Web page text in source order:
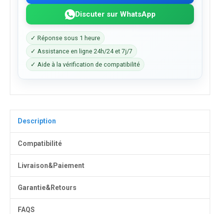
Discuter sur WhatsApp
✓ Réponse sous 1 heure
✓ Assistance en ligne 24h/24 et 7j/7
✓ Aide à la vérification de compatibilité
Description
Compatibilité
Livraison&Paiement
Garantie&Retours
FAQS